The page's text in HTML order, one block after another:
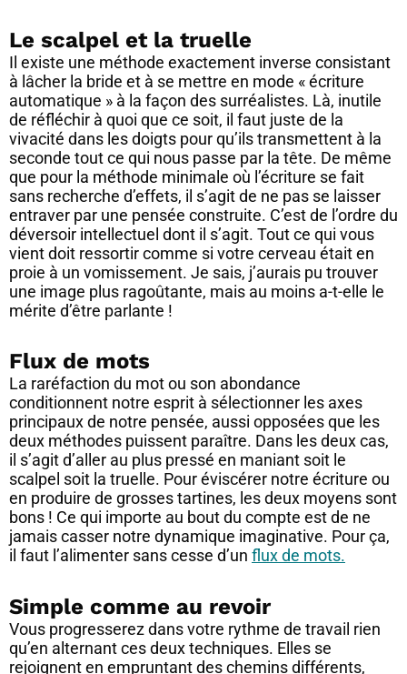
Le scalpel et la truelle
Il existe une méthode exactement inverse consistant
à lâcher la bride et à se mettre en mode « écriture
automatique » à la façon des surréalistes. Là, inutile
de réfléchir à quoi que ce soit, il faut juste de la
vivacité dans les doigts pour qu’ils transmettent à la
seconde tout ce qui nous passe par la tête. De même
que pour la méthode minimale où l’écriture se fait
sans recherche d’effets, il s’agit de ne pas se laisser
entraver par une pensée construite. C’est de l’ordre du
déversoir intellectuel dont il s’agit. Tout ce qui vous
vient doit ressortir comme si votre cerveau était en
proie à un vomissement. Je sais, j’aurais pu trouver
une image plus ragoûtante, mais au moins a-t-elle le
mérite d’être parlante !
Flux de mots
La raréfaction du mot ou son abondance
conditionnent notre esprit à sélectionner les axes
principaux de notre pensée, aussi opposées que les
deux méthodes puissent paraître. Dans les deux cas,
il s’agit d’aller au plus pressé en maniant soit le
scalpel soit la truelle. Pour éviscérer notre écriture ou
en produire de grosses tartines, les deux moyens sont
bons ! Ce qui importe au bout du compte est de ne
jamais casser notre dynamique imaginative. Pour ça,
il faut l’alimenter sans cesse d’un flux de mots.
Simple comme au revoir
Vous progresserez dans votre rythme de travail rien
qu’en alternant ces deux techniques. Elles se
rejoignent en empruntant des chemins différents,